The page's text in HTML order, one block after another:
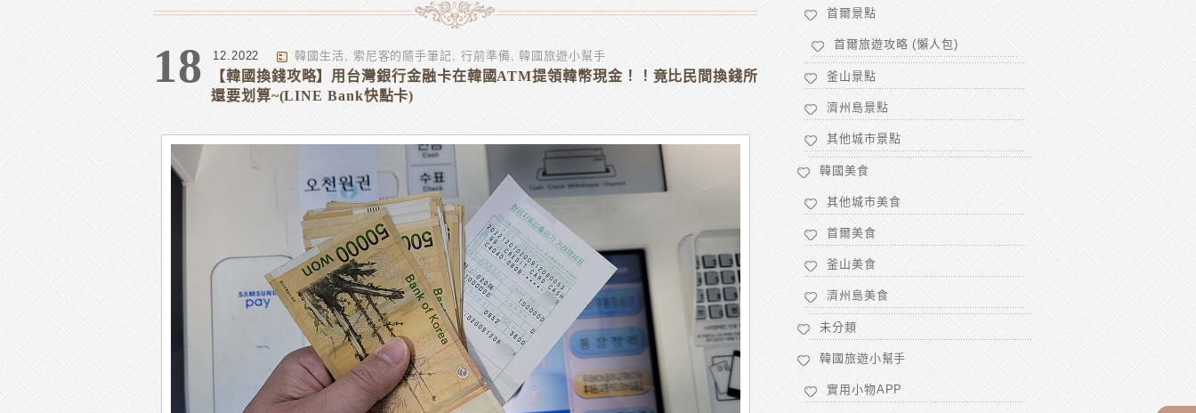
18 12.2022 韓國生活 索尼客的隨手筆記 行前準備 ,韓國旅遊小幫手
【韓國換錢攻略】用台灣銀行金融卡在韓國ATM提領韓幣現金！！竟比民間換錢所
還要划算~(LINE Bank快點卡)
首爾景點
首爾旅遊攻略 (懶人包)
釜山景點
濟州島景點
其他城市景點
韓國美食
其他城市美食
首爾美食
釜山美食
濟州島美食
未分類
韓國旅遊小幫手
實用小物APP